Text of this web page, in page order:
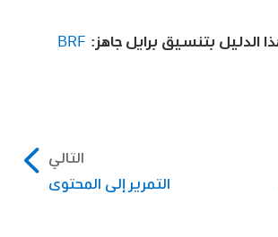
الدليل بتنسيق برايل جاهز: BRF
التالي
التمرير إلى المحتوى